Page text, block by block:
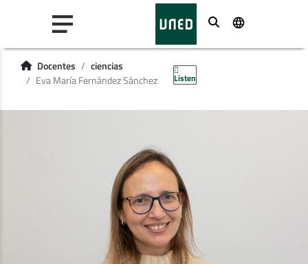
Buscar
Docentes
ciencias
Eva María Fernández Sánchez
Listen